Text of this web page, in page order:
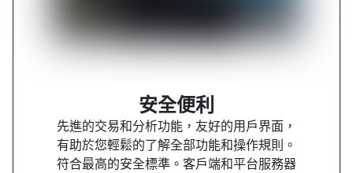
安全便利
先進的交易和分析功能，友好的用戶界面，
有助於您輕鬆的了解全部功能和操作規則。
符合最高的安全標準。客戶端和平台服務器